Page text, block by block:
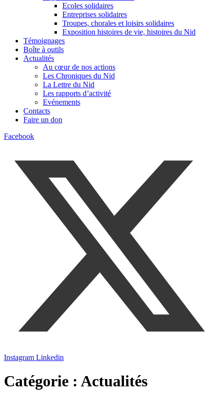
Ecoles solidaires
Entreprises solidaires
Troupes, chorales et loisirs solidaires
Exposition histoires de vie, histoires du Nid
Témoignages
Boîte à outils
Actualités
Au cœur de nos actions
Les Chroniques du Nid
La Lettre du Nid
Les rapports d’activité
Evénements
Contacts
Faire un don
Facebook
Instagram Linkedin
Catégorie : Actualités